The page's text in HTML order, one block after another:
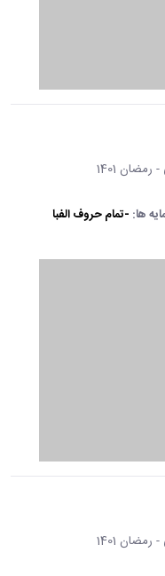
1401
ها: -تمام حروف الفبا
1401